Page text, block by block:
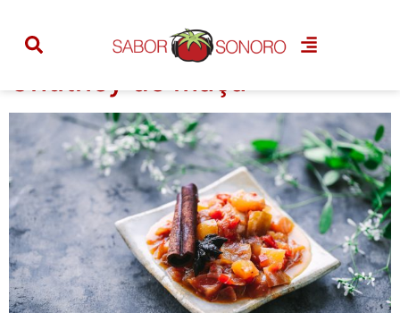
Tag: indiano
Chutney de maçã